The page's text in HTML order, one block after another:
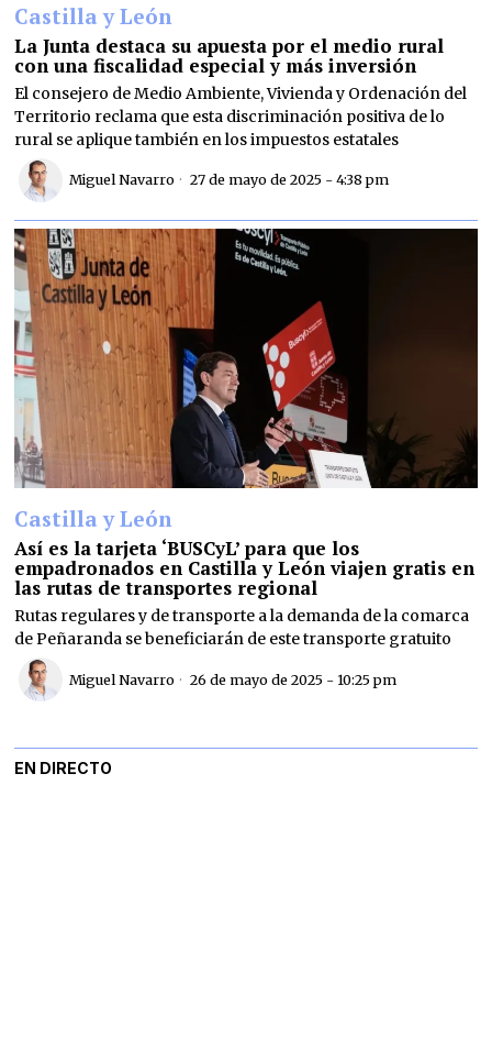
Castilla y León
La Junta destaca su apuesta por el medio rural
con una fiscalidad especial y más inversión
El consejero de Medio Ambiente, Vivienda y Ordenación del
Territorio reclama que esta discriminación positiva de lo
rural se aplique también en los impuestos estatales
Miguel Navarro 27 de mayo de 2025 - 4:38 pm
Castilla y León
Así es la tarjeta ‘BUSCyL’ para que los
empadronados en Castilla y León viajen gratis en
las rutas de transportes regional
Rutas regulares y de transporte a la demanda de la comarca
de Peñaranda se beneficiarán de este transporte gratuito
Miguel Navarro 26 de mayo de 2025 - 10:25 pm
EN DIRECTO